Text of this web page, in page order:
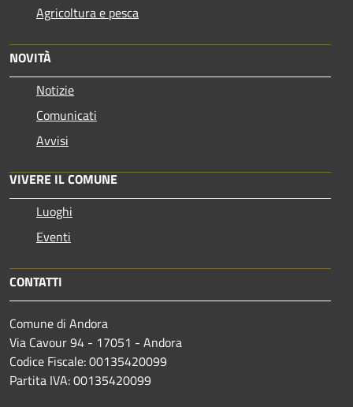
Agricoltura e pesca
NOVITÀ
Notizie
Comunicati
Avvisi
VIVERE IL COMUNE
Luoghi
Eventi
CONTATTI
Comune di Andora
Via Cavour 94 - 17051 - Andora
Codice Fiscale: 00135420099
Partita IVA: 00135420099